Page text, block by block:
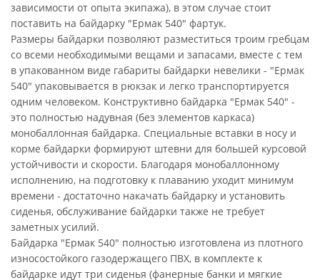
зависимости от опыта экипажа), в этом случае стоит
поставить на байдарку "Ермак 540" фартук.
Размеры байдарки позволяют разместиться троим гребцам
со всеми необходимыми вещами и запасами, вместе с тем
в упакованном виде габариты байдарки невелики - "Ермак
540" упаковывается в рюкзак и легко транспортируется
одним человеком. Конструктивно байдарка "Ермак 540" -
это полностью надувная (без элементов каркаса)
монобаллонная байдарка. Специальные вставки в носу и
корме байдарки формируют штевни для большей курсовой
устойчивости и скорости. Благодаря монобаллонному
исполнению, на подготовку к плаванию уходит минимум
времени - достаточно накачать байдарку и установить
сиденья, обслуживание байдарки также не требует
заметных усилий.
Байдарка "Ермак 540" полностью изготовлена из плотного
износостойкого газодержащего ПВХ, в комплекте к
байдарке идут три сиденья (фанерные банки и мягкие